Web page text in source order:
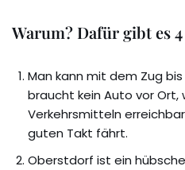
Warum? Dafür gibt es
Man kann mit dem Zug
braucht kein Auto vor
Verkehrsmitteln
guten Takt fährt.
Oberstdorf ist ein